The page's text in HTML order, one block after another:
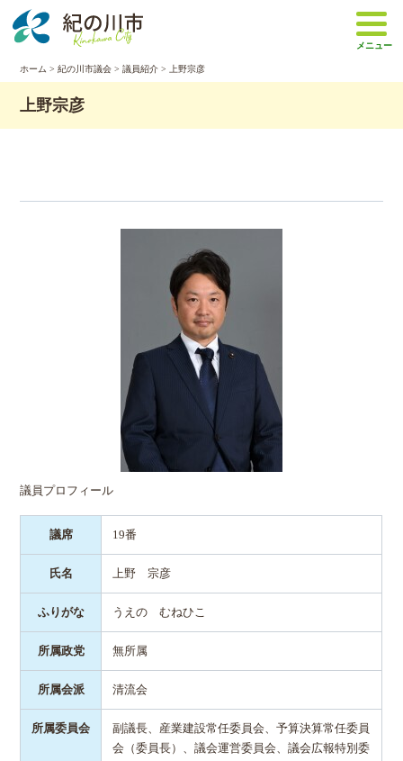
メニュー
ホーム >紀の川市議会 >議員紹介 > 上野宗彦
上野宗彦
議員プロフィール
議席 19番
氏名 上野 宗彦
ふりがな うえの むねひこ
所属政党 無所属
所属会派 清流会
所属委員会
副議長、産業建設常任委員会、予算決算常任委員
会（委員長）、議会運営委員会、議会広報特別委